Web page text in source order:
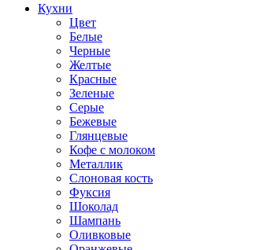
Кухни
Цвет
Белые
Черные
Желтые
Красные
Зеленые
Серые
Бежевые
Глянцевые
Кофе с молоком
Металлик
Слоновая кость
Фуксия
Шоколад
Шампань
Оливковые